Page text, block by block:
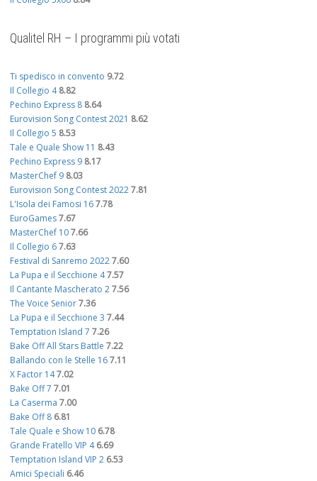
Qualitel RH – I programmi più votati
Ti spedisco in convento 9.72
Il Collegio 4 8.82
Pechino Express 8 8.64
Eurovision Song Contest 2021 8.62
Il Collegio 5 8.53
Tale e Quale Show 11 8.43
Pechino Express 9 8.17
MasterChef 9 8.03
Eurovision Song Contest 20227.81
L'Isola dei Famosi 167.78
EuroGames7.67
MasterChef 107.66
Il Collegio 67.63
Festival di Sanremo 20227.60
La Pupa e il Secchione 47.57
Il Cantante Mascherato 27.56
The Voice Senior7.36
La Pupa e il Secchione 3 7.44
Temptation Island 7 7.26
Bake Off All Stars Battle 7.22
Ballando con le Stelle 167.11
X Factor 147.02
Bake Off 7 7.01
La Caserma 7.00
Bake Off 8 6.81
Tale Quale e Show 10 6.78
Grande Fratello VIP 4 6.69
Temptation Island VIP 2 6.53
Amici Speciali 6.46